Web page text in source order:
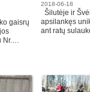
gaisrų
Nr.…
2018-06-18
Šilutėje ir
apsilankęs
ant ratų